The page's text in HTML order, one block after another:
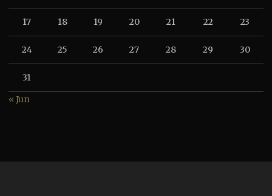
17 18 19 20 21 22 23
24 25 26 27 28 29 30
31
« Jun